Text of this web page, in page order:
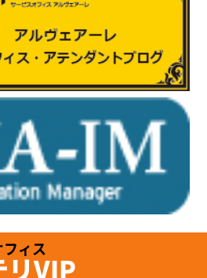
notice/9424/
ルド」様のお知らせ
ーアルされました。
index.php
ィス
リVIP